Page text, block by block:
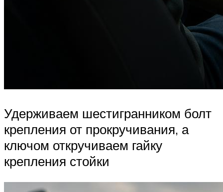
Удерживаем шестигранником болт
крепления от прокручивания, а
ключом откручиваем гайку
крепления стойки